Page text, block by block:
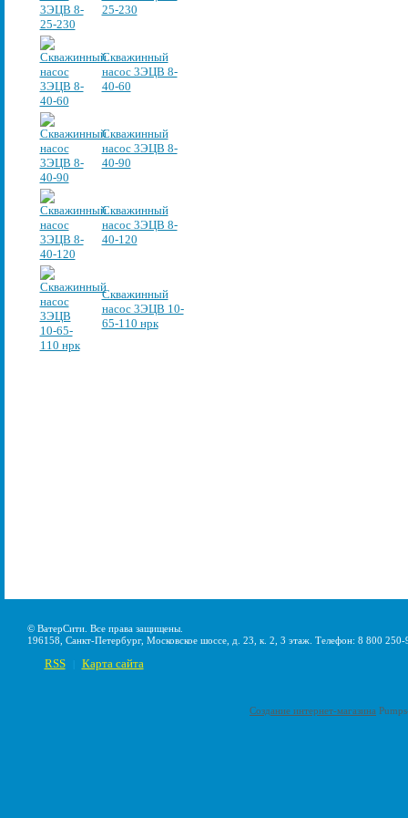
25-230
Скважинный
насос 3ЭЦВ 8-
40-60
Скважинный
насос 3ЭЦВ 8-
40-90
Скважинный
насос 3ЭЦВ 8-
40-120
Скважинный
насос 3ЭЦВ 10-
65-110 нрк
© ВатерСити. Все права защищены.
196158, Санкт-Петербург, Московское шоссе, д. 23, к. 2, 3 этаж. Телефон: 8 800
RSS Карта сайта
Создание интернет-магазина